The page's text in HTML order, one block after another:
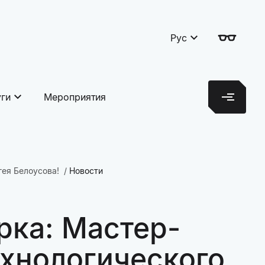
Рус
Мероприятия
Белоусова! Новости
Мастер-